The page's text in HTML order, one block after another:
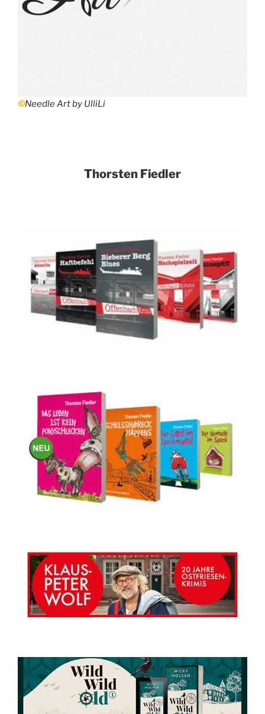
©Needle Art by UlliLi
Thorsten Fiedler